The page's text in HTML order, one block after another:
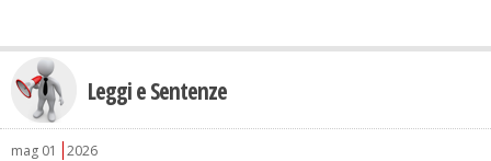
Leggi e Sentenze
mag 01 2026